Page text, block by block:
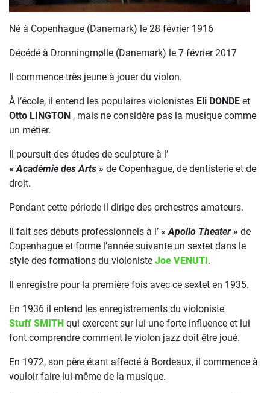
Né à Copenhague (Danemark) le 28 février 1916
Décédé à Dronningmølle (Danemark) le 7 février 2017
Il commence très jeune à jouer du violon.
À l’école, il entend les populaires violonistes Eli DONDE et
Otto LINGTON , mais ne considère pas la musique comme
un métier.
Il poursuit des études de sculpture à l’
« Académie des Arts » de Copenhague, de dentisterie et de
droit.
Pendant cette période il dirige des orchestres amateurs.
Il fait ses débuts professionnels à l’ « Apollo Theater » de
Copenhague et forme l’année suivante un sextet dans le
style des formations du violoniste Joe VENUTI.
Il enregistre pour la première fois avec ce sextet en 1935.
En 1936 il entend les enregistrements du violoniste
Stuff SMITH qui exercent sur lui une forte influence et lui
font comprendre comment le violon jazz doit être joué.
En 1972, son père étant affecté à Bordeaux, il commence à
vouloir faire lui-même de la musique.